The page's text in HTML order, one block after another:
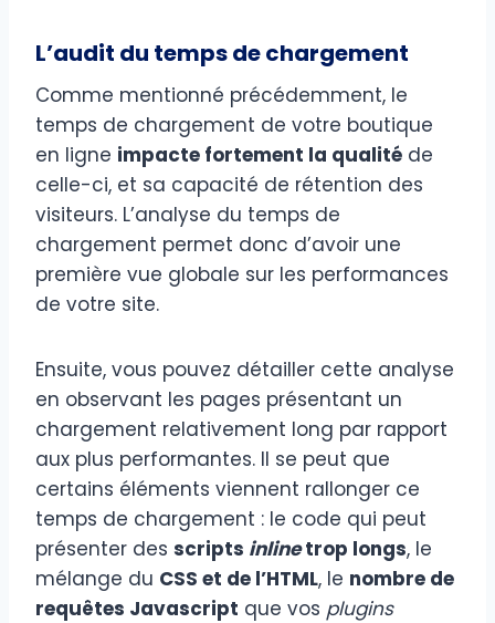
L’audit du temps de chargement
Comme mentionné précédemment, le
temps de chargement de votre boutique
en ligne impacte fortement la qualité de
celle-ci, et sa capacité de rétention des
visiteurs. L’analyse du temps de
chargement permet donc d’avoir une
première vue globale sur les performances
de votre site.
Ensuite, vous pouvez détailler cette analyse
en observant les pages présentant un
chargement relativement long par rapport
aux plus performantes. Il se peut que
certains éléments viennent rallonger ce
temps de chargement : le code qui peut
présenter des scripts inlinetrop longs, le
mélange du CSS et de l’HTML, le nombre de
requêtes Javascript que vos plugins